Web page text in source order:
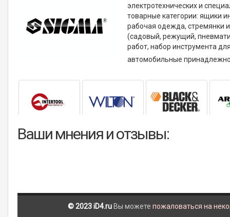
электротехнических и
товарные категории: ящики
рабочая одежда, стремянки
(садовый, режущий,
работ, набор инструмента
автомобильные
Ваши мнения и отзывы:
© 2023 iD4.ru Вы можете пожаловаться на